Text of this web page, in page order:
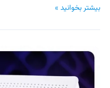
بیشتر بخوانید »